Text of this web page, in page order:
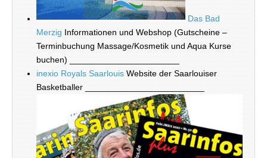
Das Bad
Merzig Informationen und Webshop (Gutscheine –
Terminbuchung Massage/Kosmetik und Aqua Kurse
buchen) _______________________
inexio Royals Saarlouis Website der Saarlouiser
Basketballer _________________________